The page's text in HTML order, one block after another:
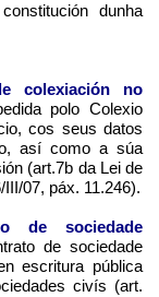
dunha
colexiación no
polo Colexio
cos seus datos
así como a súa
(art.7b da Lei de
07, páx. 11.246).
de sociedade
de sociedade
escritura pública
civís (art.